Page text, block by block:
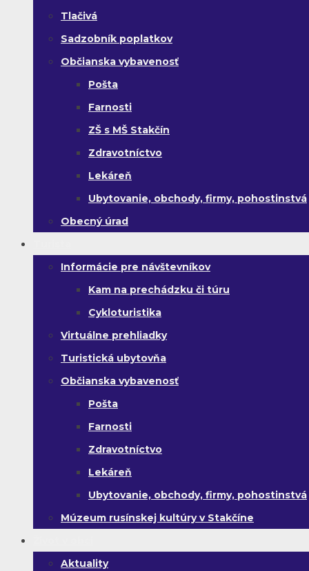
Tlačivá
Sadzobník poplatkov
Občianska vybavenosť
Pošta
Farnosti
ZŠ s MŠ Stakčín
Zdravotníctvo
Lekáreň
Ubytovanie, obchody, firmy, pohostinstvá
Obecný úrad
Informácie pre návštevníkov
Kam na prechádzku či túru
Cykloturistika
Virtuálne prehliadky
Turistická ubytovňa
Občianska vybavenosť
Pošta
Farnosti
Zdravotníctvo
Lekáreň
Ubytovanie, obchody, firmy, pohostinstvá
Múzeum rusínskej kultúry v Stakčíne
Aktuality